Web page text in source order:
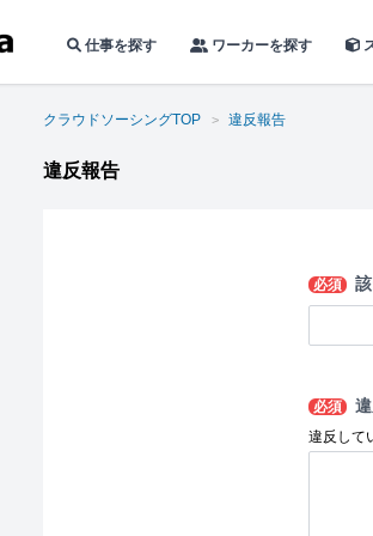
仕事を探す ワーカーを探す
クラウドソーシングTOP 違反報告
違反報告
必須
必須
違反して